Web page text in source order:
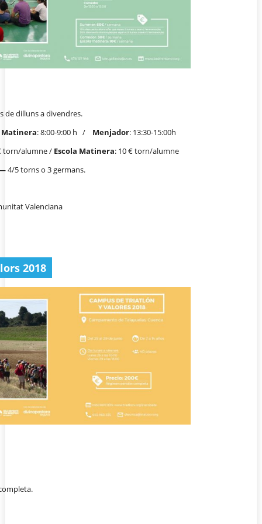
de dilluns a divendres.
Matinera: 8:00-9:00 h / Menjador: 13:30-15:00h
torn/alumne / Escola Matinera: 10 € torn/alumne
4/5 torns o 3 germans.
Valenciana
2018